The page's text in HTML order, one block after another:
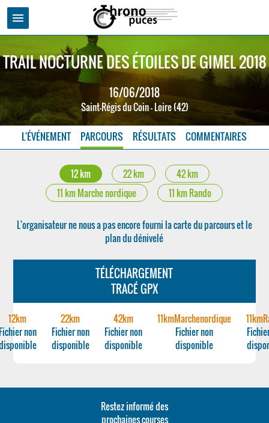
menu
TRAIL NOCTURNE DES ÉTOILES DE GIMEL 2018
16/06/2018
Saint-Régis du Coin - Loire (42)
L'ÉVÉNEMENT PARCOURS RÉSULTATS COMMENTAIRES
12 km 22 km
42 km
11 km Marche nordique
11 km Rando
L'organisateur ne nous a pas encore fourni la carte du parcours et le
plan du dénivelé
TÉLÉCHARGEMENT
TRACÉ GPX
12km
non
22km
Fichier non
disponible
42km
Fichier non
disponible
11kmMarchenordique
Fichier non
disponible
Restez informé des
prochaines courses